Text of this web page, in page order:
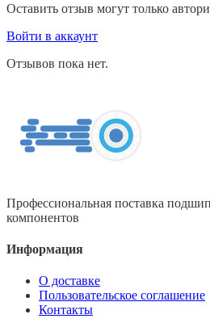
Оставить отзыв могут только
Войти в аккаунт
Отзывов пока нет.
Профессиональная поставка
компонентов
Информация
О доставке
Пользовательское соглашение
Контакты